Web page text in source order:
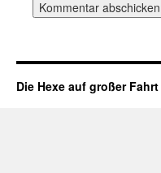
Die Hexe auf großer Fahrt